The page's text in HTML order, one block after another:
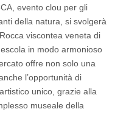
evento clou per gli
della natura, si svolgerà
viscontea veneta di
in modo armonioso
offre non solo una
l’opportunità di
unico, grazie alla
museale della